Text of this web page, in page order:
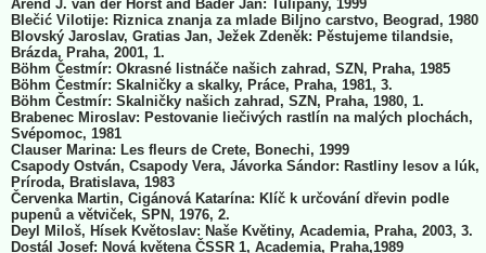
Arend J. van der Horst and Bader Jan: Tulipány, 1999
Blečić Vilotije: Riznica znanja za mlade Biljno carstvo, Beograd, 1980
Blovský Jaroslav, Gratias Jan, Ježek Zdeněk: Pěstujeme tilandsie,
Brázda, Praha, 2001, 1.
Böhm Čestmír: Okrasné listnáče našich zahrad, SZN, Praha, 1985
Böhm Čestmír: Skalničky a skalky, Práce, Praha, 1981, 3.
Böhm Čestmír: Skalničky našich zahrad, SZN, Praha, 1980, 1.
Brabenec Miroslav: Pestovanie liečivých rastlín na malých plochách,
Svépomoc, 1981
Clauser Marina: Les fleurs de Crete, Bonechi, 1999
Csapody Ostván, Csapody Vera, Jávorka Sándor: Rastliny lesov a lúk,
Príroda, Bratislava, 1983
Červenka Martin, Cigánová Katarína: Klíč k určování dřevin podle
pupenů a větviček, SPN, 1976, 2.
Deyl Miloš, Hísek Květoslav: Naše Květiny, Academia, Praha, 2003, 3.
Dostál Josef: Nová květena ČSSR 1, Academia, Praha,1989